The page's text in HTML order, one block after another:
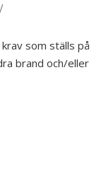
som ställs på
brand och/eller